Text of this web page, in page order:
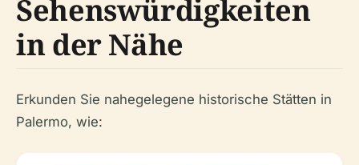
Sehenswürdigkeiten
in der Nähe
Erkunden Sie nahegelegene historische Stätten in
Palermo, wie: